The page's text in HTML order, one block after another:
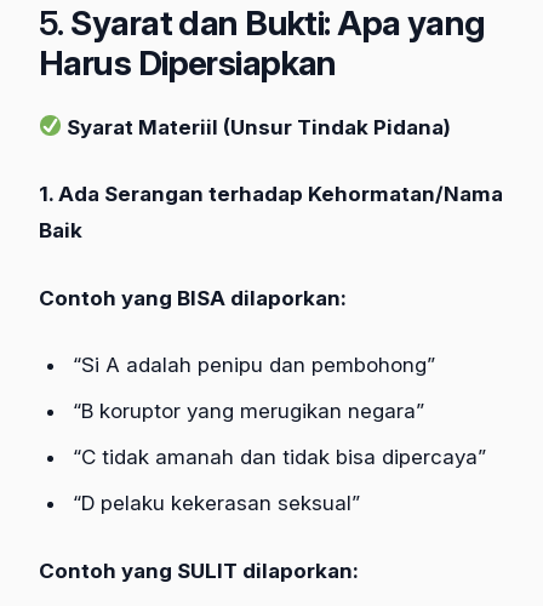
5. Syarat dan Bukti: Apa yang
Harus Dipersiapkan
Syarat Materiil (Unsur Tindak Pidana)
1. Ada Serangan terhadap Kehormatan/Nama
Baik
Contoh yang BISA dilaporkan:
“Si A adalah penipu dan pembohong”
“B koruptor yang merugikan negara”
“C tidak amanah dan tidak bisa dipercaya”
“D pelaku kekerasan seksual”
Contoh yang SULIT dilaporkan: